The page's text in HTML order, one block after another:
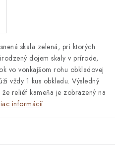
skala zelená, pri ktorých
dojem skaly v prírode,
vo vonkajšom rohu obkladovej
vždy 1 kus obkladu. Výsledný
reliéf kameňa je zobrazený na
informácií